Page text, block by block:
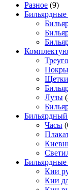
Разное (9)
Щетки
Лузы
Бильярдный
Часы
Кии
Кии